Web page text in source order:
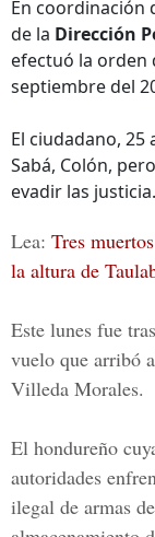
En coordinación
de la Dirección
efectuó la orden
septiembre del
El ciudadano,
Sabá, Colón,
evadir las justicia.
Lea: Tres
la altura de
Este lunes fue
vuelo que arribó
Villeda Morales.
El hondureño
autoridades
ilegal de armas